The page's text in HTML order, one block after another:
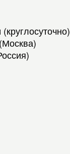
(Москва)